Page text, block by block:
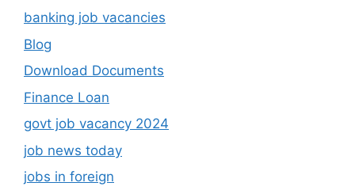
banking job vacancies
Blog
Download Documents
Finance Loan
govt job vacancy 2024
job news today
jobs in foreign